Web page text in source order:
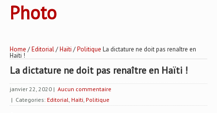
Photo
Home /Editorial/Haïti /Politique La dictature ne doit pas renaître en
Haïti !
La dictature ne doit pas renaître en Haïti !
janvier 22, 2020 | Aucun commentaire
| Categories: Editorial, Haïti, Politique